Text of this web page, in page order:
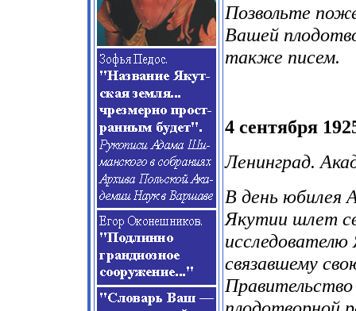
Позвольте
Вашей
также писем.
4 сентября
Ленинград.
В день юбилея
Якутии шлет
связавшему